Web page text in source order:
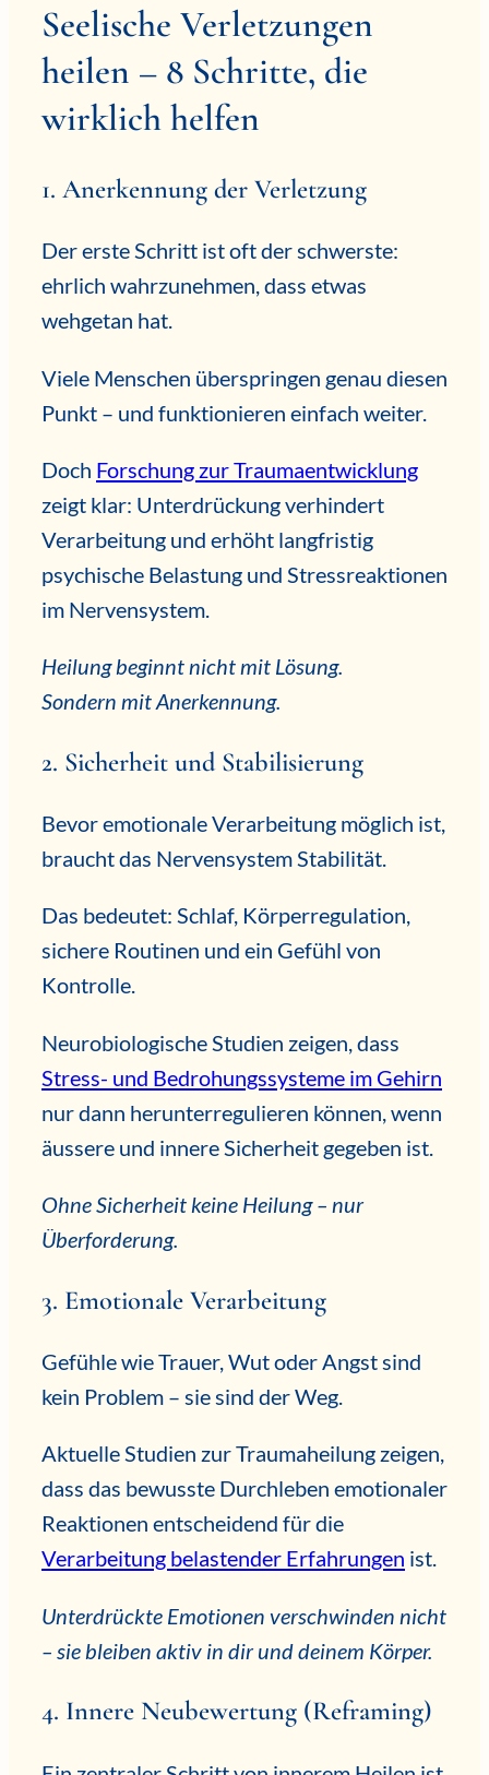
Seelische Verletzungen
heilen – 8 Schritte, die
wirklich helfen
1. Anerkennung der Verletzung
Der erste Schritt ist oft der schwerste:
ehrlich wahrzunehmen, dass etwas
wehgetan hat.
Viele Menschen überspringen genau diesen
Punkt – und funktionieren einfach weiter.
Doch Forschung zur Traumaentwicklung
zeigt klar: Unterdrückung verhindert
Verarbeitung und erhöht langfristig
psychische Belastung und Stressreaktionen
im Nervensystem.
Heilung beginnt nicht mit Lösung.
Sondern mit Anerkennung.
2. Sicherheit und Stabilisierung
Bevor emotionale Verarbeitung möglich ist,
braucht das Nervensystem Stabilität.
Das bedeutet: Schlaf, Körperregulation,
sichere Routinen und ein Gefühl von
Kontrolle.
Neurobiologische Studien zeigen, dass
Stress- und Bedrohungssysteme im Gehirn
nur dann herunterregulieren können, wenn
äussere und innere Sicherheit gegeben ist.
Ohne Sicherheit keine Heilung – nur
Überforderung.
3. Emotionale Verarbeitung
Gefühle wie Trauer, Wut oder Angst sind
kein Problem – sie sind der Weg.
Aktuelle Studien zur Traumaheilung zeigen,
dass das bewusste Durchleben emotionaler
Reaktionen entscheidend für die
Verarbeitung belastender Erfahrungen ist.
Unterdrückte Emotionen verschwinden nicht
– sie bleiben aktiv in dir und deinem Körper.
4. Innere Neubewertung (Reframing)